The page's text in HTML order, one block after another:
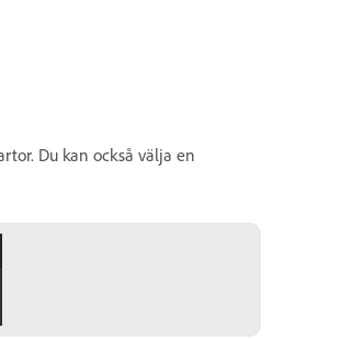
Du kan också välja en